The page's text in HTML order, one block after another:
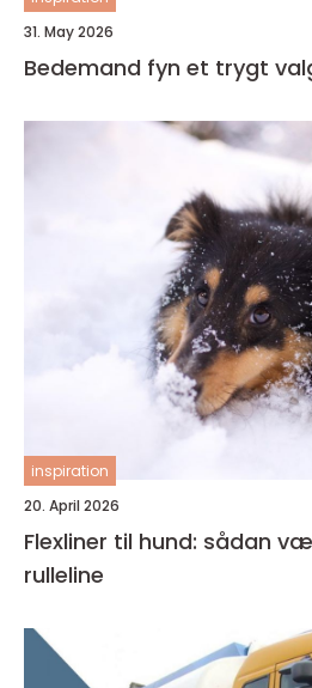
31. May 2026
Bedemand fyn
inspiration
20. April 2026
Flexliner til hund: sådan
rulleline